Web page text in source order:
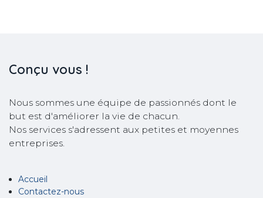
Conçu vous !
Nous sommes une équipe de passionnés dont le
but est d'améliorer la vie de chacun.
Nos services s'adressent aux petites et moyennes
entreprises.
Accueil
Contactez-nous